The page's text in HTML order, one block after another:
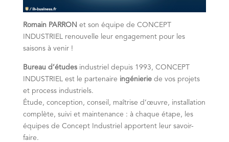
Romain PARRON et son équipe de CONCEPT
INDUSTRIEL renouvelle leur engagement pour les
saisons à venir !
Bureau d’étudesindustriel depuis 1993, CONCEPT
INDUSTRIEL est le partenaire ingénieriede vos projets
et process industriels.
Étude, conception, conseil, maîtrise d’œuvre, installation
complète, suivi et maintenance : à chaque étape, les
équipes de Concept Industriel apportent leur savoir-
faire.